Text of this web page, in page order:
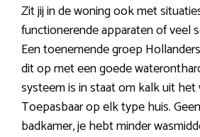
Zit jij in de woning ook met
functionerende apparaten of veel
Een toenemende groep
dit op met een goede
systeem is in staat om kalk uit
Toepasbaar op elk type huis.
badkamer, je hebt minder